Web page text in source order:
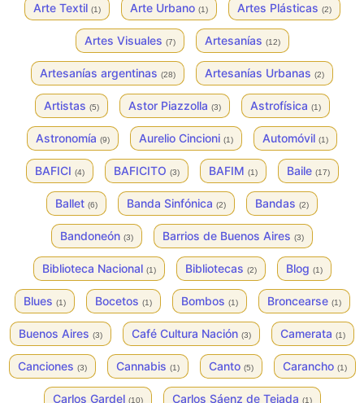
Arte Textil (1) Arte Urbano (1) Artes Plásticas (2)
Artes Visuales (7) Artesanías (12)
Artesanías argentinas (28) Artesanías Urbanas (2)
Artistas (5) Astor Piazzolla (3) Astrofísica (1)
Astronomía (9) Aurelio Cincioni (1) Automóvil (1)
BAFICI (4) BAFICITO (3) BAFIM (1) Baile (17)
Ballet (6) Banda Sinfónica (2) Bandas (2)
Bandoneón (3) Barrios de Buenos Aires (3)
Biblioteca Nacional (1) Bibliotecas (2) Blog (1)
Blues (1) Bocetos (1) Bombos (1) Broncearse (1)
Buenos Aires (3) Café Cultura Nación (3) Camerata (1)
Canciones (3) Cannabis (1) Canto (5) Carancho (1)
Carlos Gardel (10) Carlos Sáenz de Tejada (1)